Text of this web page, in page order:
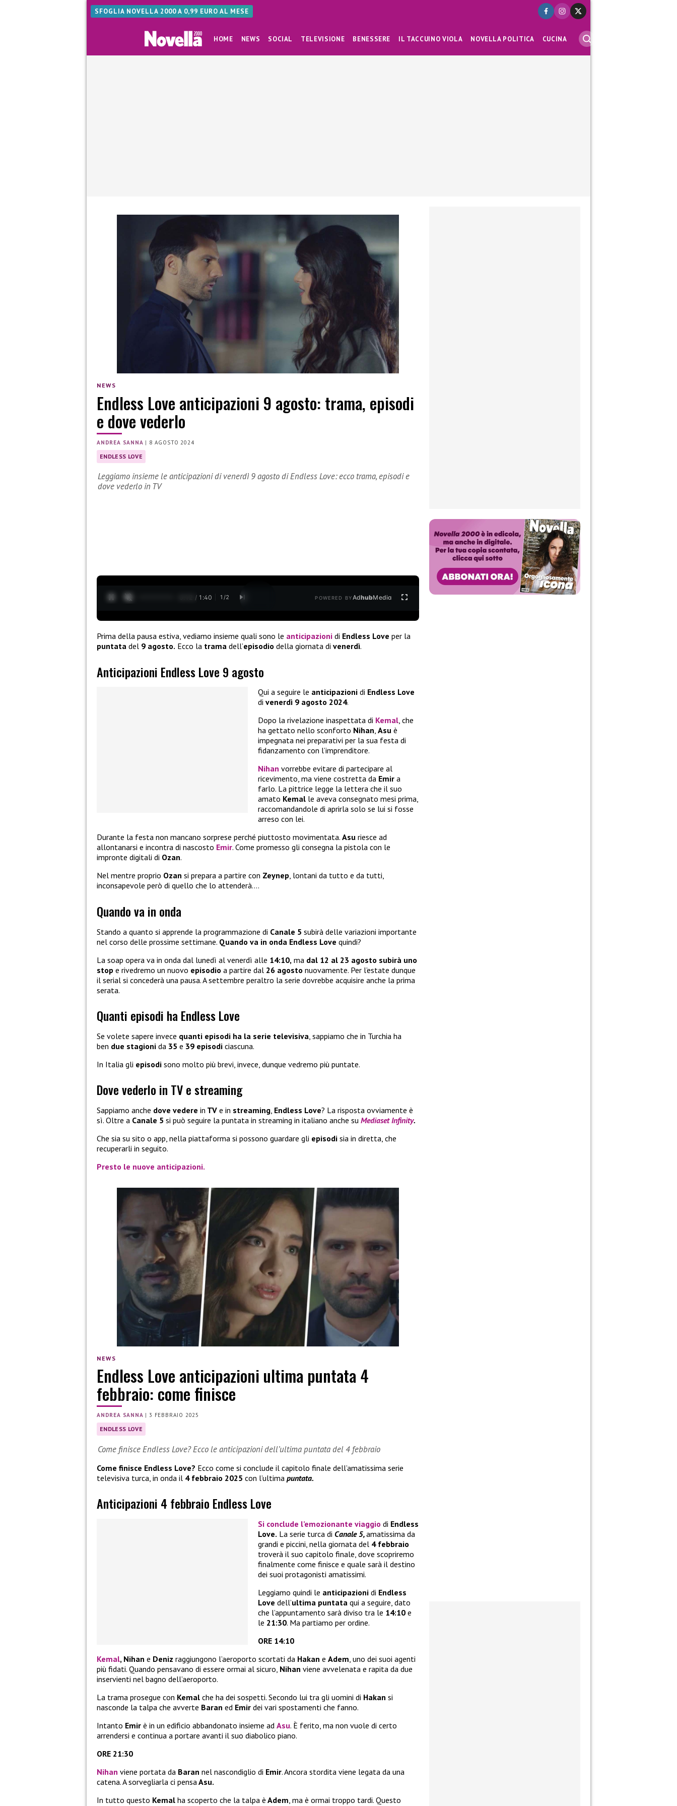
SFOGLIA NOVELLA 2000 A 0,99 EURO AL MESE
HOME NEWS SOCIAL TELEVISIONE BENESSERE IL TACCUINO VIOLA NOVELLA POLITICA CUCINA
NEWS
Endless Love anticipazioni 9 agosto: trama, episodi
e dove vederlo
ANDREA SANNA | 8 AGOSTO 2024
ENDLESS LOVE
Leggiamo insieme le anticipazioni di venerdì 9 agosto di Endless Love: ecco trama, episodi e
dove vederlo in TV
0:13 / 1:40 1 /2 POWERED BYAdhubMedia
Prima della pausa estiva, vediamo insieme quali sono le anticipazioni di Endless Love per la
puntata del 9 agosto. Ecco la trama dell’episodio della giornata di venerdì.
Anticipazioni Endless Love 9 agosto
Qui a seguire le anticipazioni di Endless Love
di venerdì 9 agosto 2024.
Dopo la rivelazione inaspettata di Kemal, che
ha gettato nello sconforto Nihan, Asu è
impegnata nei preparativi per la sua festa di
fidanzamento con l’imprenditore.
Nihan vorrebbe evitare di partecipare al
ricevimento, ma viene costretta da Emir a
farlo. La pittrice legge la lettera che il suo
amato Kemal le aveva consegnato mesi prima,
raccomandandole di aprirla solo se lui si fosse
arreso con lei.
Durante la festa non mancano sorprese perché piuttosto movimentata. Asu riesce ad
allontanarsi e incontra di nascosto Emir. Come promesso gli consegna la pistola con le
impronte digitali di Ozan.
Nel mentre proprio Ozan si prepara a partire con Zeynep, lontani da tutto e da tutti,
inconsapevole però di quello che lo attenderà….
Quando va in onda
Stando a quanto si apprende la programmazione di Canale 5 subirà delle variazioni importante
nel corso delle prossime settimane. Quando va in onda Endless Love quindi?
La soap opera va in onda dal lunedì al venerdì alle 14:10, ma dal 12 al 23 agosto subirà uno
stop e rivedremo un nuovo episodio a partire dal 26 agosto nuovamente. Per l’estate dunque
il serial si concederà una pausa. A settembre peraltro la serie dovrebbe acquisire anche la prima
serata.
Quanti episodi ha Endless Love
Se volete sapere invece quanti episodi ha la serie televisiva , sappiamo che in Turchia ha
ben due stagioni da 35 e 39 episodi ciascuna.
In Italia gli episodi sono molto più brevi, invece, dunque vedremo più puntate.
Dove vederlo in TV e streaming
Sappiamo anche dove vedere in TV e in streaming Endless Love? La risposta ovviamente è
sì. Oltre a Canale 5 si può seguire la puntata in streaming in italiano anche su Mediaset Infinity.
Che sia su sito o app, nella piattaforma si possono guardare gli episodi sia in diretta, che
recuperarli in seguito.
Presto le nuove anticipazioni.
NEWS
Endless Love anticipazioni ultima puntata 4
febbraio: come finisce
ANDREA SANNA |3 FEBBRAIO 2025
ENDLESS LOVE
Come finisce Endless Love? Ecco le anticipazioni dell’ultima puntata del 4 febbraio
Come finisce Endless Love? Ecco come si conclude il capitolo finale dell’amatissima serie
televisiva turca, in onda il 4 febbraio 2025 con l’ultima puntata.
Anticipazioni 4 febbraio Endless Love
Si conclude l’emozionante viaggio di Endless
Love. La serie turca di Canale 5,amatissima da
grandi e piccini, nella giornata del 4 febbraio
troverà il suo capitolo finale, dove scopriremo
finalmente come finisce e quale sarà il destino
dei suoi protagonisti amatissimi.
Leggiamo quindi le anticipazioni di Endless
Love dell’ultima puntata qui a seguire, dato
che l’appuntamento sarà diviso tra le 14:10 e
le 21:30. Ma partiamo per ordine.
ORE 14:10
Kemal, Nihan e Deniz raggiungono l’aeroporto scortati da Hakan e Adem, uno dei suoi agenti
più fidati. Quando pensavano di essere ormai al sicuro, Nihan viene avvelenata e rapita da due
inservienti nel bagno dell’aeroporto.
La trama prosegue con Kemal che ha dei sospetti. Secondo lui tra gli uomini di Hakan si
nasconde la talpa che avverte Baran ed Emir dei vari spostamenti che fanno.
Intanto Emir è in un edificio abbandonato insieme ad Asu. È ferito, ma non vuole di certo
arrendersi e continua a portare avanti il suo diabolico piano.
ORE 21:30
Nihan viene portata da Baran nel nascondiglio di Emir. Ancora stordita viene legata da una
catena. A sorvegliarla ci pensaAsu.
In tutto questo Kemal ha scoperto che la talpa è Adem, ma è ormai troppo tardi. Questo